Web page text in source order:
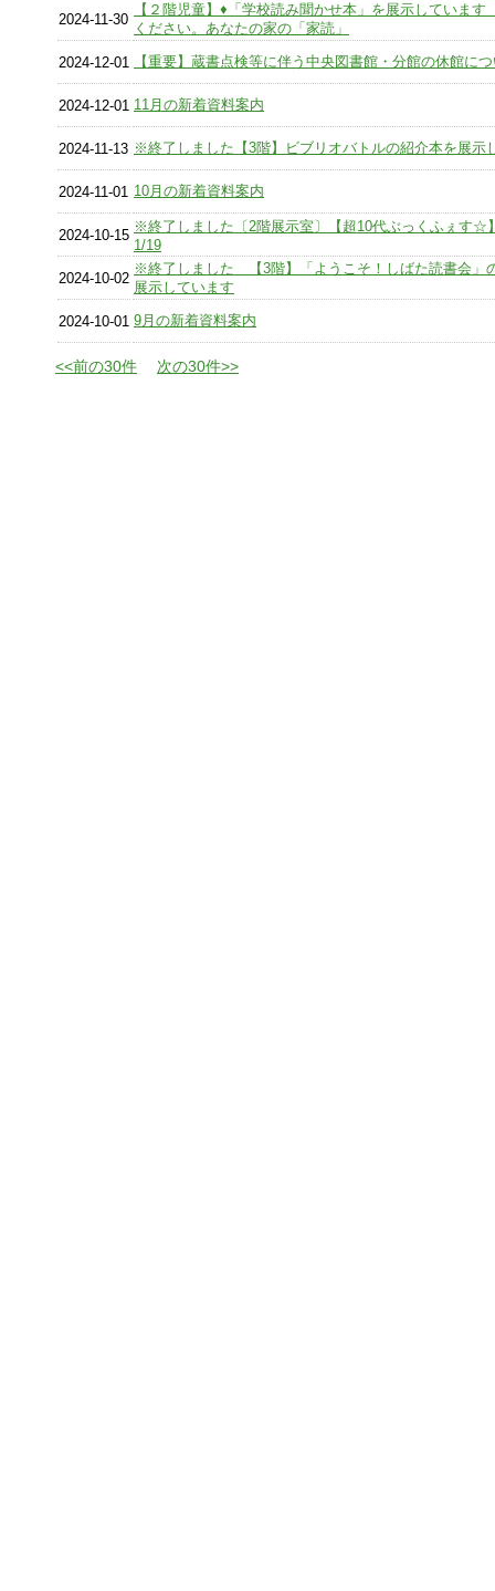
2024-11-30
【２階児童】♦「学校読み聞かせ本」を展示していま
ください。あなたの家の「家読」
2024-12-01 【重要】蔵書点検等に伴う中央図書館・分館の休館に
2024-12-01 11月の新着資料案内
2024-11-13 ※終了しました【3階】ビブリオバトルの紹介本を展示
2024-11-01 10月の新着資料案内
2024-10-15
※終了しました〔2階展示室〕【超10代ぶっくふぇす☆
1/19
2024-10-02
※終了しました 【3階】「ようこそ！しばた読書会」
展示しています
2024-10-01 9月の新着資料案内
<<前の30件 次の30件>>